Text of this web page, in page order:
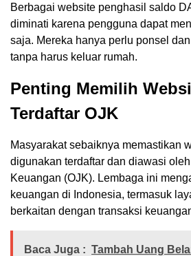
Berbagai website penghasil saldo
diminati karena pengguna dapat
saja. Mereka hanya perlu ponsel
tanpa harus keluar rumah.
Penting Memilih
Terdaftar OJK
Masyarakat sebaiknya memastikan
digunakan terdaftar dan diawasi
Keuangan (OJK). Lembaga ini
keuangan di Indonesia, termasuk
berkaitan dengan transaksi
Baca Juga : Tambah Uang